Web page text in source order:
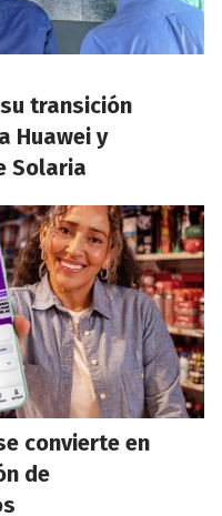
transición
Huawei y
Solaria
convierte en
de